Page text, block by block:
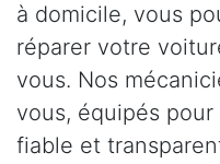
à domicile, vous
réparer votre
vous. Nos
vous, équipés
fiable et